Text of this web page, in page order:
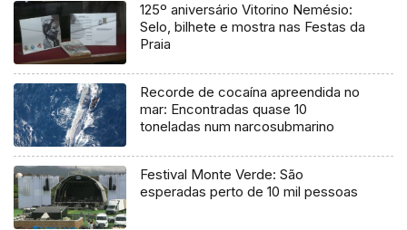
125º aniversário Vitorino Nemésio:
Selo, bilhete e mostra nas Festas da
Praia
Recorde de cocaína apreendida no
mar: Encontradas quase 10
toneladas num narcosubmarino
Festival Monte Verde: São
esperadas perto de 10 mil pessoas